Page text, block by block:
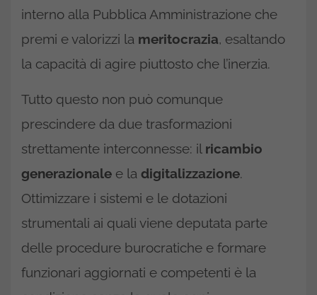
interno alla Pubblica Amministrazione che
premi e valorizzi la meritocrazia, esaltando
la capacità di agire piuttosto che l’inerzia.
Tutto questo non può comunque
prescindere da due trasformazioni
strettamente interconnesse: il ricambio
generazionale e la digitalizzazione.
Ottimizzare i sistemi e le dotazioni
strumentali ai quali viene deputata parte
delle procedure burocratiche e formare
funzionari aggiornati e competenti è la